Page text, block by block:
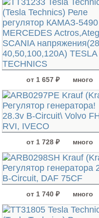
от 1 657 ₽ много
от 1 728 ₽ много
от 1 740 ₽ много